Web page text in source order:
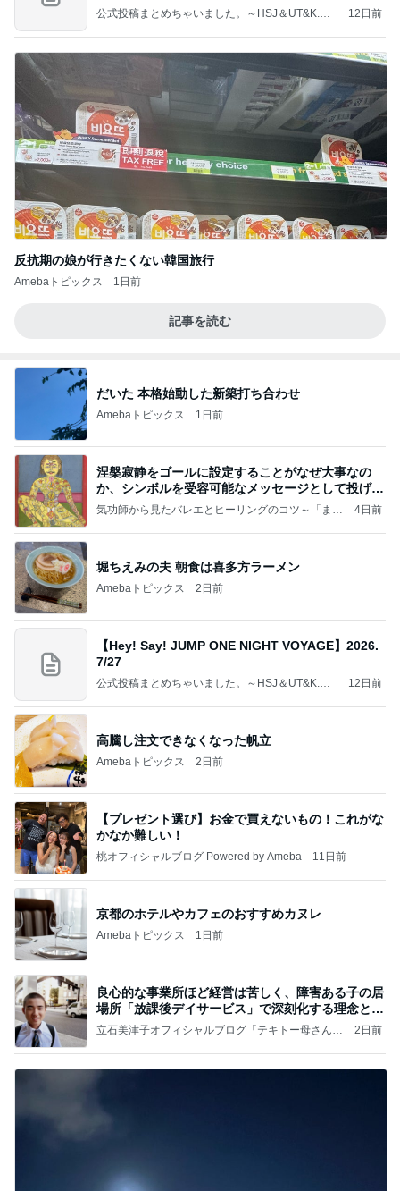
公式投稿まとめちゃいました。～HSJ＆UT&K.O.
12日前
反抗期の娘が行きたくない韓国旅行
Amebaトピックス 1日前
記事を読む
だいた 本格始動した新築打ち合わせ
Amebaトピックス 1日前
涅槃寂静をゴールに設定することがなぜ大事なの
か、シンボルを受容可能なメッセージとして投げる
ことが
気功師から見たバレエとヒーリングのコツ～「まと
4日前
堀ちえみの夫 朝食は喜多方ラーメン
Amebaトピックス 2日前
【Hey! Say! JUMP ONE NIGHT VOYAGE】2026.
7/27
公式投稿まとめちゃいました。～HSJ＆UT&K.O.
12日前
高騰し注文できなくなった帆立
Amebaトピックス 2日前
【プレゼント選び】お金で買えないもの！これがな
かなか難しい！
桃オフィシャルブログ Powered by Ameba 11日前
京都のホテルやカフェのおすすめカヌレ
Amebaトピックス 1日前
良心的な事業所ほど経営は苦しく、障害ある子の居
場所「放課後デイサービス」で深刻化する理念と現
実の
立石美津子オフィシャルブログ「テキトー母さんの
2日前